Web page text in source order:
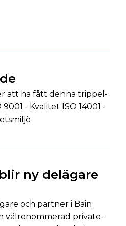
att ha fått denna trippel-
- Kvalitet ISO 14001 -
ny delägare
och partner i Bain
välrenommerad private-